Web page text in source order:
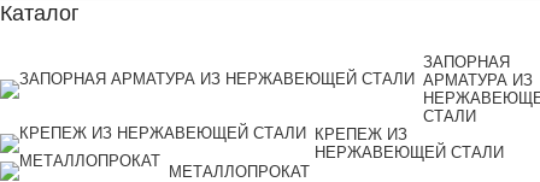
Каталог
ЗАПОРНАЯ
АРМАТУРА ИЗ
СТАЛИ
КРЕПЕЖ ИЗ
НЕРЖАВЕЮЩЕЙ СТАЛИ
МЕТАЛЛОПРОКАТ